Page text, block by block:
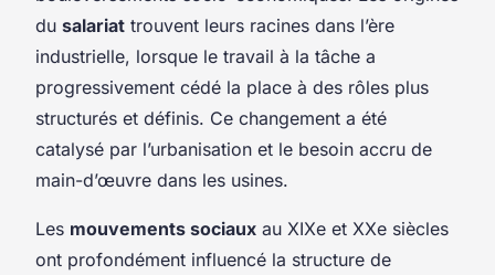
du salariat trouvent leurs racines dans l’ère
industrielle, lorsque le travail à la tâche a
progressivement cédé la place à des rôles plus
structurés et définis. Ce changement a été
catalysé par l’urbanisation et le besoin accru de
main-d’œuvre dans les usines.
Les mouvements sociaux au XIXe et XXe siècles
ont profondément influencé la structure de